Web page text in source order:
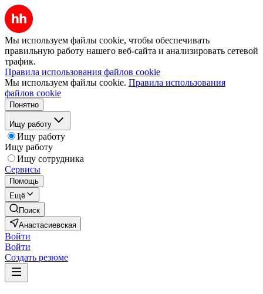
Мы используем файлы cookie, чтобы обеспечивать
правильную работу нашего веб-сайта и анализировать сетевой
трафик.
Правила использования файлов cookie
Мы используем файлы cookie. Правила использования
файлов cookie
Понятно
Ищу работу
Ищу работу
Ищу работу
Ищу сотрудника
Сервисы
Помощь
Ещё
Поиск
Анастасиевская
Войти
Войти
Создать резюме